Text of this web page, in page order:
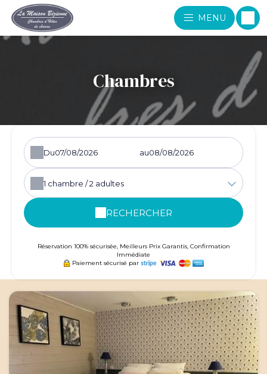
MENU
Chambres
Du au
1 chambre /2 adultes
RECHERCHER
Réservation 100% sécurisée, Meilleurs Prix Garantis, Confirmation
Immédiate
Paiement sécurisé par